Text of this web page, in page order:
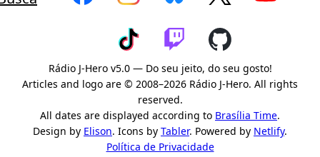
Rádio J-Hero v5.0 — Do seu jeito, do seu gosto!
Articles and logo are © 2008–2026 Rádio J-Hero. All rights
reserved.
All dates are displayed according to Brasília Time.
Design by Elison. Icons by Tabler. Powered by Netlify.
Política de Privacidade